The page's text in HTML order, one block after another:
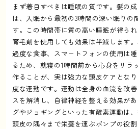
まず着目すべきは睡眠の質です。髪の
は、入眠から最初の3時間の深い眠りの
す。この時間帯に質の高い睡眠が得ら
育毛剤を使用しても効果は半減します
過度な食事、スマートフォンの使用は
るため、就寝の1時間前から心身をリラ
作ることが、実は強力な頭皮ケアとな
度な運動です。運動は全身の血流を改
スを解消し、自律神経を整える効果が
グやジョギングといった有酸素運動は
頭皮の隅々まで栄養を運ぶポンプの役割